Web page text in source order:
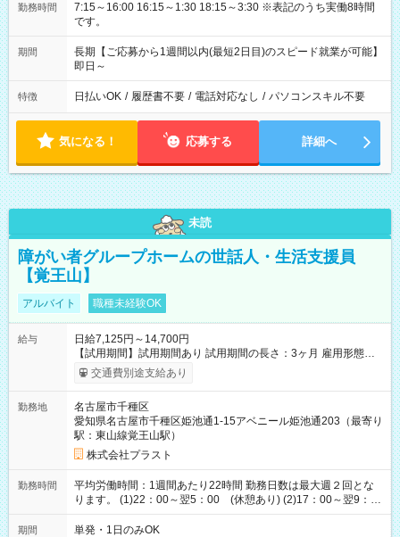
勤務時間
7:15～16:00 16:15～1:30 18:15～3:30 ※表記のうち実働8時間
です。
期間
長期【ご応募から1週間以内(最短2日目)のスピード就業が可能】
即日～
特徴 日払いOK / 履歴書不要 / 電話対応なし / パソコンスキル不要
気になる！ 応募する 詳細へ
未読
障がい者グループホームの世話人・生活支援員
【覚王山】
アルバイト 職種未経験OK
給与
日給7,125円～14,700円
【試用期間】試用期間あり 試用期間の長さ：3ヶ月 雇用形態、
給与は本採用時と同じです。
交通費別途支給あり
勤務地
名古屋市千種区
愛知県名古屋市千種区姫池通1-15アベニール姫池通203（最寄り
駅：東山線覚王山駅）
株式会社プラスト
勤務時間
平均労働時間：1週間あたり22時間 勤務日数は最大週２回とな
ります。 (1)22：00～翌5：00 (休憩あり) (2)17：00～翌9：
00 (休憩あり) ３６協定提出済 平均労働時間：1週間あたり22
時間 勤務日数は最大週２回となります。 (1)22：00～翌5：00
期間 単発・1日のみOK